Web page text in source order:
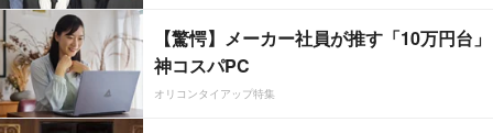
【驚愕】メーカー社員が推す「10万円台」
神コスパPC
オリコンタイアップ特集